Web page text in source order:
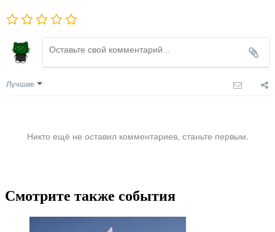
Лучшие
Никто ещё не оставил комментариев, станьте первым.
Смотрите также события